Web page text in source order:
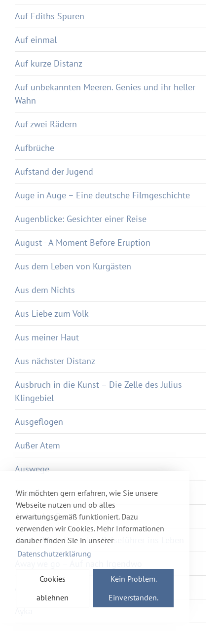
Wir möchten gern erfahren, wie Sie unsere
Webseite nutzen und ob alles
erwartungsgemäß funktioniert. Dazu
verwenden wir Cookies. Mehr Informationen
darüber finden Sie in unserer
Datenschutzerklärung
Cookies
ablehnen
Kein Problem.
Einverstanden.
Auf Ediths Spuren
Auf einmal
Auf kurze Distanz
Auf unbekannten Meeren. Genies und ihr heller
Wahn
Auf zwei Rädern
Aufbrüche
Aufstand der Jugend
Auge in Auge – Eine deutsche Filmgeschichte
Augenblicke: Gesichter einer Reise
August - A Moment Before Eruption
Aus dem Leben von Kurgästen
Aus dem Nichts
Aus Liebe zum Volk
Aus meiner Haut
Aus nächster Distanz
Ausbruch in die Kunst – Die Zelle des Julius
Klingebiel
Ausgeflogen
Außer Atem
Auswege
Auszeit
Autobahn Ost
Awake2Paradise – Ein Reiseführer ins Leben
Ayka